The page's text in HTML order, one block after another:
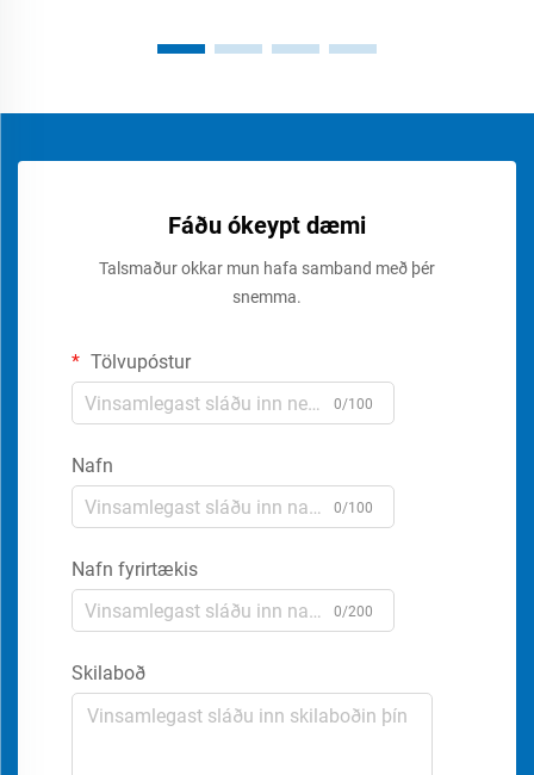
Fáðu ókeypt dæmi
Talsmaður okkar mun hafa samband með þér
snemma.
Tölvupóstur
0/100
Nafn
0/100
Nafn fyrirtækis
0/200
Skilaboð